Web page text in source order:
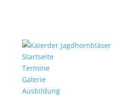
Startseite
Termine
Galerie
Ausbildung